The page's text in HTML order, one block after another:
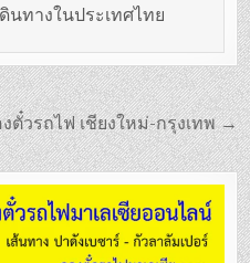
นทางในประเทศไทย
ตั๋วรถไฟ เชียงใหม่-กรุงเทพ →